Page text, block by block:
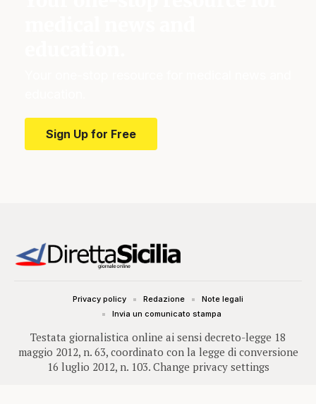
Sign Up for Free
Testata giornalistica online ai sensi decreto-legge 18
maggio 2012, n. 63, coordinato con la legge di conversione
16 luglio 2012, n. 103. Change privacy settings
Privacy policy Redazione
Note legali
Invia un comunicato stampa